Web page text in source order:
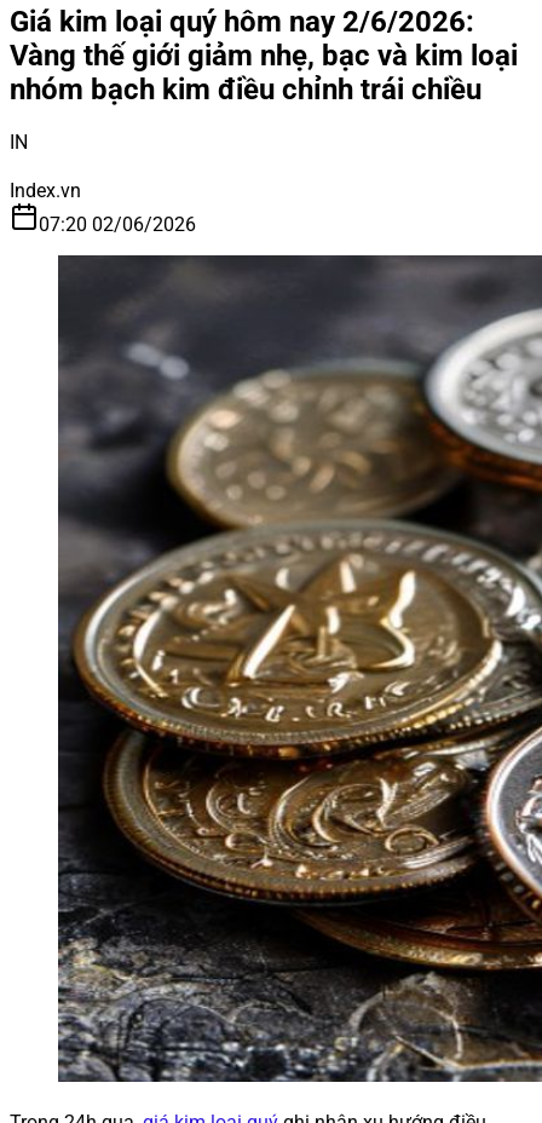
Giá kim loại quý hôm nay 2/6/2026:
Vàng thế giới giảm nhẹ, bạc và kim loại
nhóm bạch kim điều chỉnh trái chiều
IN
Index.vn
07:20 02/06/2026